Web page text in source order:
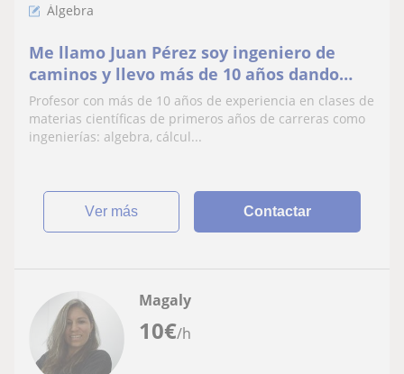
Álgebra
Me llamo Juan Pérez soy ingeniero de
caminos y llevo más de 10 años dando
clases de matemáticas y algebra/calculo a
alumnos universitarios. Me interesa la
propuesta de profesor de algebra. vivo en
Profesor con más de 10 años de experiencia en clases de
materias científicas de primeros años de carreras como
ingenierías: algebra, cálcul...
ver más Contactar
10€/h
Magaly